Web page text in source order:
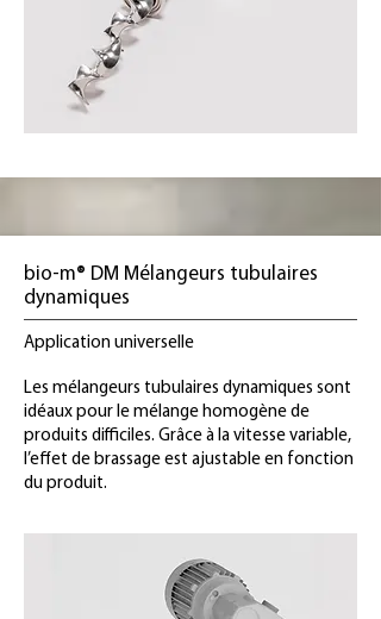
bio-m® DM Mélangeurs tubulaires
dynamiques
Application universelle
Les mélangeurs tubulaires dynamiques sont
idéaux pour le mélange homogène de
produits difficiles. Grâce à la vitesse variable,
l’effet de brassage est ajustable en fonction
du produit.